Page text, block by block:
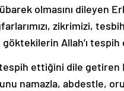
olmasını dileyen
zikrimizi,
Allah’ı
tespih ettiğini dile
namazla, abdestle,